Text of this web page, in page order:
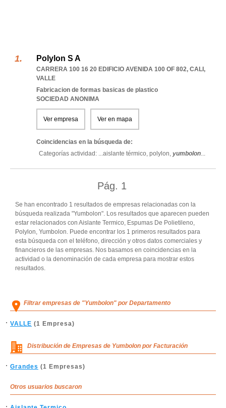
Polylon S A
CARRERA 100 16 20 EDIFICIO AVENIDA 100 OF 802, CALI ,
VALLE
Fabricacion de formas basicas de plastico
SOCIEDAD ANONIMA
Ver empresa Ver en mapa
Coincidencias en la búsqueda de:
Categorías actividad: ...aislante térmico, polylon, yumbolon...
Pág. 1
Se han encontrado 1 resultados de empresas relacionadas con la
búsqueda realizada "Yumbolon". Los resultados que aparecen pueden
estar relacionados con Aislante Termico, Espumas De Polietileno,
Polylon, Yumbolon. Puede encontrar los 1 primeros resultados para
esta búsqueda con el teléfono, dirección y otros datos comerciales y
financieros de las empresas. Nos basamos en coincidencias en la
actividad o la denominación de cada empresa para mostrar estos
resultados.
Filtrar empresas de "Yumbolon" por Departamento
VALLE (1 Empresa)
Distribución de Empresas de Yumbolon por Facturación
Grandes (1 Empresas)
Otros usuarios buscaron